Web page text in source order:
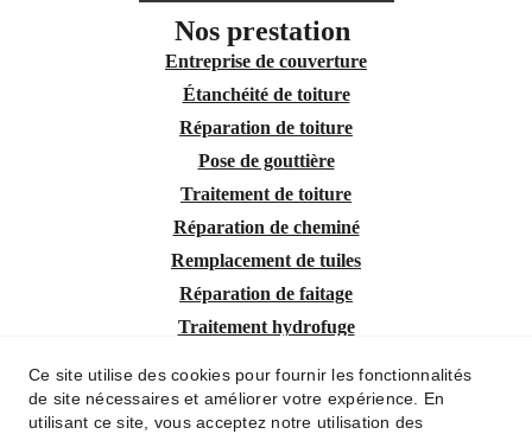
Nos prestation
Entreprise de couverture
Étanchéité de toiture
Réparation de toiture
Pose de gouttière
Traitement de toiture
Réparation de cheminé
Remplacement de tuiles
Réparation de faitage
Traitement hydrofuge
Nettoyage de gouttière
Ce site utilise des cookies pour fournir les fonctionnalités
de site nécessaires et améliorer votre expérience. En
utilisant ce site, vous acceptez notre utilisation des